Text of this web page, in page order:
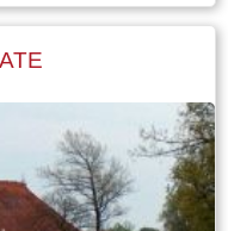
die wordt
drukken, die
zitten. Na een
in beweging, maar
geen boten willen